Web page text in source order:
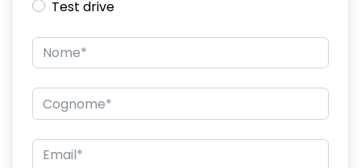
rivestimento base abitacolo in plastica
sistema di controllo della pressione pneumatici indiretto
smartphone replication wireless
specchietti esterni asferici, regolabili e autosbrinanti
elettricamente
vano portaoggetti chiuso - lato passeggero
Test drive